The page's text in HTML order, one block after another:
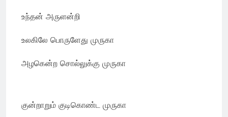
உந்தன் அருளன்றி
உலகிலே பொருளேது முருகா
அழகென்ற சொல்லுக்கு முருகா
குன்றாறும் குடிகொண்ட முருகா